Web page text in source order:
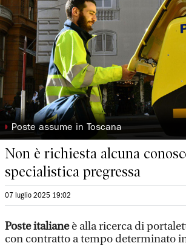
◗ Poste assume in Toscana
Non è richiesta alcuna
specialistica pregressa
07 luglio 2025 19:02
Poste italianeè alla ricerca di
con contratto a tempo determinato